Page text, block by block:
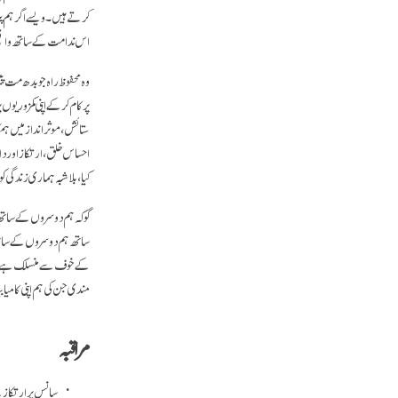
کرتے ہیں۔ ویسے اگر ہم
اس ندامت کے ساتھ
وہ محفوظ راہ جو بدھ
پر کام کر کے اپنی
ستائش، موثر انداز میں
احساس خلق، ارتکاز
کیا، بلا شبہ ہماری
گو کہ ہم دوسروں کے ساتھ
ساتھ ہم دوسروں کے
کے خوف سے منسلک ہے،
مندی جن کی ہم اپنی
مراقبہ
سانس پر